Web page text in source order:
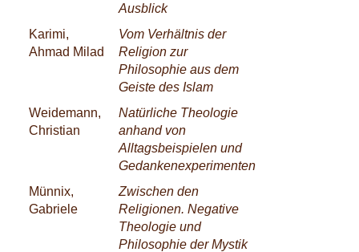
Ausblick
Karimi,
Ahmad Milad
Vom Verhältnis der
Religion zur
Philosophie aus dem
Geiste des Islam
Weidemann,
Christian
Natürliche Theologie
anhand von
Alltagsbeispielen und
Gedankenexperimenten
Münnix,
Gabriele
Zwischen den
Religionen. Negative
Theologie und
Philosophie der Mystik